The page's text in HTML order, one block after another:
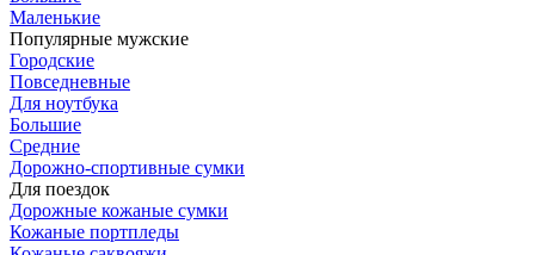
Маленькие
Популярные мужские
Городские
Повседневные
Для ноутбука
Большие
Средние
Дорожно-спортивные сумки
Для поездок
Дорожные кожаные сумки
Кожаные портпледы